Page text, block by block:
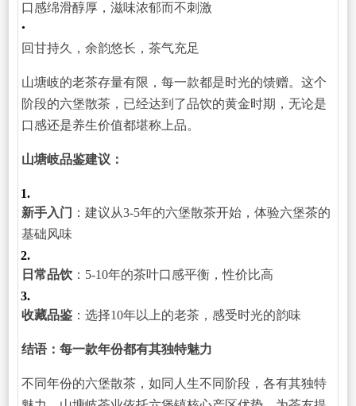
口感绵滑醇厚，滋味浓郁而不刺激
•
回甘持久，余韵悠长，茶气充足
山塘岐的老茶存量有限，每一款都是时光的馈赠。这个
阶段的六堡散茶，已经达到了品饮的黄金时期，无论是
口感还是养生价值都堪称上品。
山塘岐品鉴建议：
1.
新手入门 ：建议从3-5年的六堡散茶开始，体验六堡茶的
基础风味
2.
日常品饮：5-10年的茶叶口感平衡，性价比高
3.
收藏品鉴：选择10年以上的老茶，感受时光的韵味
结语：每一款年份都有其独特魅力
不同年份的六堡散茶，如同人生不同阶段，各有其独特